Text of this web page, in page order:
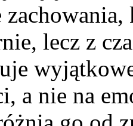
lecz z
a nie na